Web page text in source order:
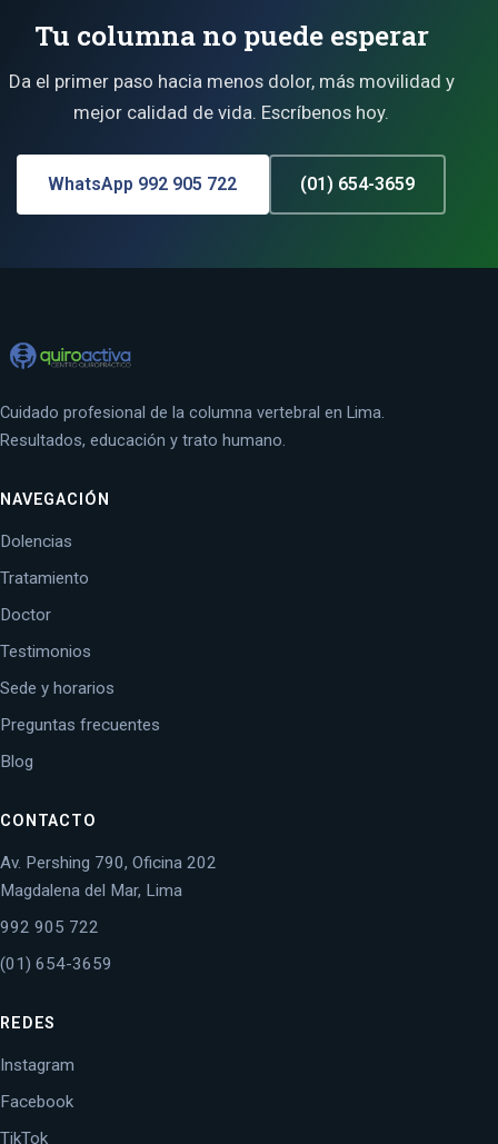
Tu columna no puede esperar
Da el primer paso hacia menos dolor, más movilidad y
mejor calidad de vida. Escríbenos hoy.
WhatsApp 992 905 722 (01) 654-3659
Cuidado profesional de la columna vertebral en Lima.
Resultados, educación y trato humano.
NAVEGACIÓN
Dolencias
Tratamiento
Doctor
Testimonios
Sede y horarios
Preguntas frecuentes
Blog
CONTACTO
Av. Pershing 790, Oficina 202
Magdalena del Mar, Lima
992 905 722
(01) 654-3659
REDES
Instagram
Facebook
TikTok